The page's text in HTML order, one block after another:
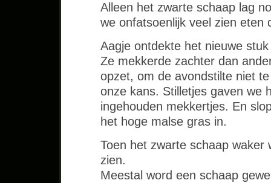
Alleen het zwarte schaap lag
we onfatsoenlijk veel zien eten
Aagje ontdekte het nieuwe
Ze mekkerde zachter dan
opzet, om de avondstilte niet
onze kans. Stilletjes gaven we
ingehouden mekkertjes. En
het hoge malse gras in.
Toen het zwarte schaap
zien.
Meestal word een schaap